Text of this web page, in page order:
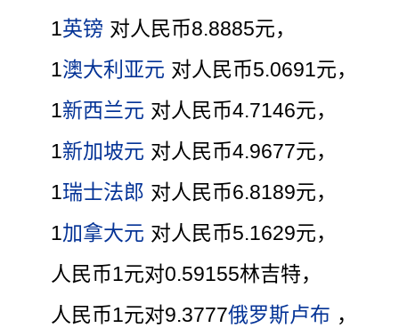
1英镑 对人民币8.8885元，
1澳大利亚元 对人民币5.0691元，
1新西兰元 对人民币4.7146元，
1新加坡元 对人民币4.9677元，
1瑞士法郎 对人民币6.8189元，
1加拿大元 对人民币5.1629元，
人民币1元对0.59155林吉特，
人民币1元对9.3777俄罗斯卢布 ，